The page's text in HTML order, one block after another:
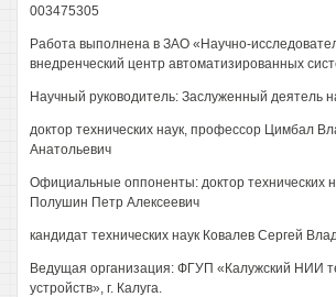
003475305
Работа выполнена в ЗАО «Научно-
внедренческий центр автоматизированных
Научный руководитель: Заслуженный деятель
доктор технических наук, профессор Цимбал
Анатольевич
Официальные оппоненты: доктор технических
Полушин Петр Алексеевич
кандидат технических наук Ковалев Сергей
Ведущая организация: ФГУП «Калужский НИИ
устройств», г. Калуга.